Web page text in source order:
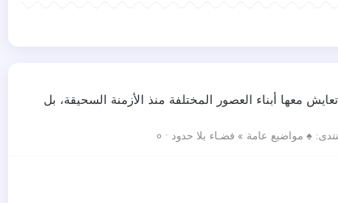
أبناء العصور المختلفة منذ الأزمنة السحيقة، بل
♠ مواضيع عامة » فضـاء بلا حدود • ०